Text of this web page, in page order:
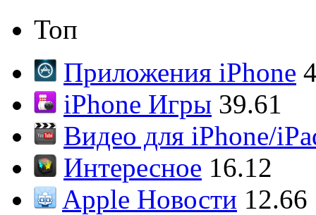
Топ
Приложения iPhone
iPhone Игры 39.61
Видео для iPhone/
Интересное 16.12
Apple Новости 12.66